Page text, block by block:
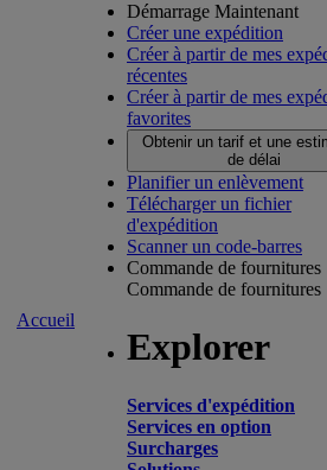
Accueil
Démarrage Maintenant
Créer une expédition
Créer à partir de mes
récentes
Créer à partir de mes
favorites
Obtenir un tarif et une
de délai
Planifier un enlèvement
Télécharger un fichier
d'expédition
Scanner un code-barres
Commande de fournitures
Commande de fournitures
Explorer
Services d'expédition
Services en option
Surcharges